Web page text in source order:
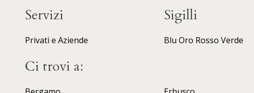
Servizi
Privati e Aziende
Sigilli
Blu Oro Rosso Verde
Ci trovi a: